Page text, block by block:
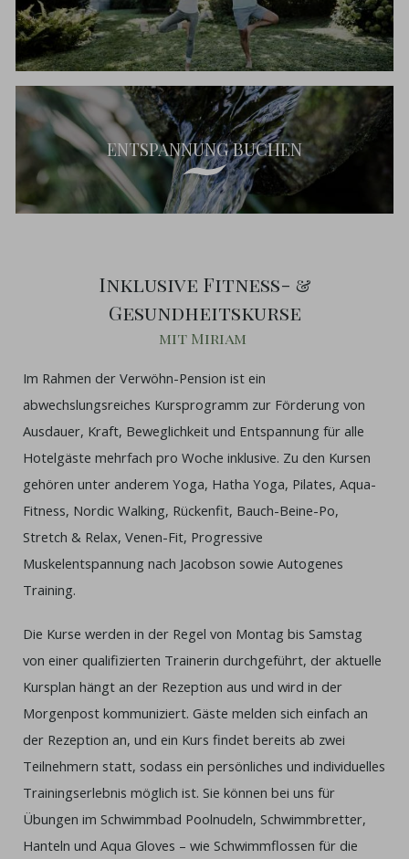
ENTSPANNUNG BUCHEN
Inklusive Fitness- &
Gesundheitskurse
mit Miriam
Im Rahmen der Verwöhn-Pension ist ein
abwechslungsreiches Kursprogramm zur Förderung von
Ausdauer, Kraft, Beweglichkeit und Entspannung für alle
Hotelgäste mehrfach pro Woche inklusive. Zu den Kursen
gehören unter anderem Yoga, Hatha Yoga, Pilates, Aqua-
Fitness, Nordic Walking, Rückenfit, Bauch-Beine-Po,
Stretch & Relax, Venen-Fit, Progressive
Muskelentspannung nach Jacobson sowie Autogenes
Training.
Die Kurse werden in der Regel von Montag bis Samstag
von einer qualifizierten Trainerin durchgeführt, der aktuelle
Kursplan hängt an der Rezeption aus und wird in der
Morgenpost kommuniziert. Gäste melden sich einfach an
der Rezeption an, und ein Kurs findet bereits ab zwei
Teilnehmern statt, sodass ein persönliches und individuelles
Trainingserlebnis möglich ist. Sie können bei uns für
Übungen im Schwimmbad Poolnudeln, Schwimmbretter,
Hanteln und Aqua Gloves – wie Schwimmflossen für die